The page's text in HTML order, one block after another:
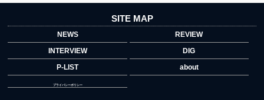
SITE MAP
NEWS
REVIEW
INTERVIEW
DIG
P-LIST
about
プライバシーポリシー